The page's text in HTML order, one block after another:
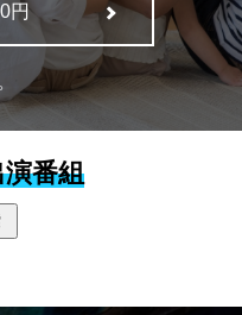
円
番組